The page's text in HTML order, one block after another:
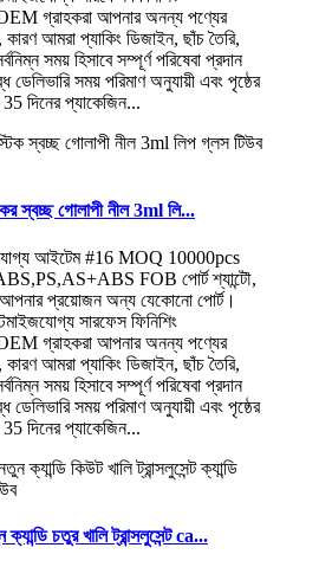
গ্রাহকরা আপনার অনন্য পণ্যের
কারণ আমরা প্যাকিং ডিজাইন, ছাঁচ তৈরি,
সময় হিসাবে সম্পূর্ণ পরিষেবা প্রদান
সময় পরিমাণ অনুযায়ী এবং পৃষ্ঠের
দিনের প্যাকেজিন...
স্বচ্ছ গোলাপী নীল 3ml লি...
আইটেম #16 MOQ 10000pcs
FOB পোর্ট শ্যান্টৌ,
আপনার প্রয়োজন অন্য যেকোনো পোর্ট।
সারফেস ফিনিশিং
গ্রাহকরা আপনার অনন্য পণ্যের
কারণ আমরা প্যাকিং ডিজাইন, ছাঁচ তৈরি,
সময় হিসাবে সম্পূর্ণ পরিষেবা প্রদান
সময় পরিমাণ অনুযায়ী এবং পৃষ্ঠের
দিনের প্যাকেজিন...
চতুর খালি ট্রান্সলুসেন্ট ca...